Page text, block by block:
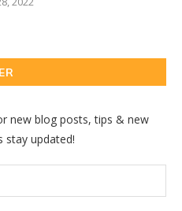
new blog posts, tips & new
stay updated!